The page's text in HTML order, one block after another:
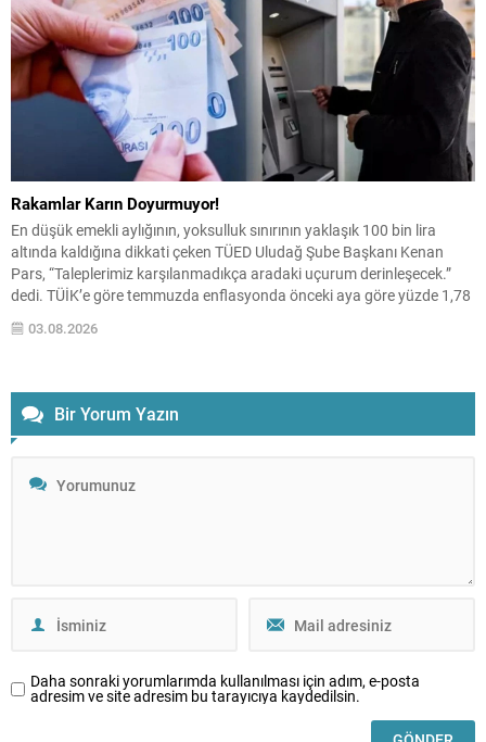
Rakamlar Karın Doyurmuyor!
En düşük emekli aylığının, yoksulluk sınırının yaklaşık 100 bin lira
altında kaldığına dikkati çeken TÜED Uludağ Şube Başkanı Kenan
Pars, “Taleplerimiz karşılanmadıkça aradaki uçurum derinleşecek.”
dedi. TÜİK’e göre temmuzda enflasyonda önceki aya göre yüzde 1,78
artış, önceki yılın aynı ayına göre yüzde 31,75 artış ve 12 aylık
ortalamalara göre yüzde...
03.08.2026
Bir Yorum Yazın
Daha sonraki yorumlarımda kullanılması için adım, e-posta
adresim ve site adresim bu tarayıcıya kaydedilsin.